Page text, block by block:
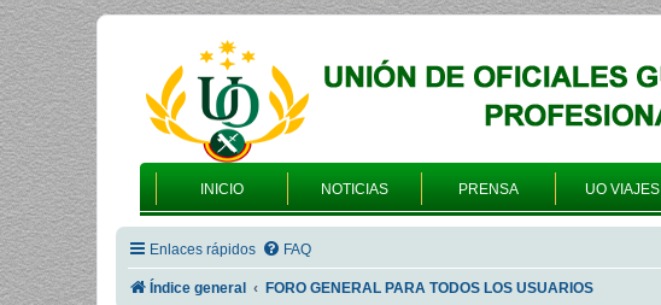
INICIO NOTICIAS PRENSA UO VIAJES
Enlaces rápidos FAQ
Índice general FORO GENERAL PARA TODOS LOS USUARIOS